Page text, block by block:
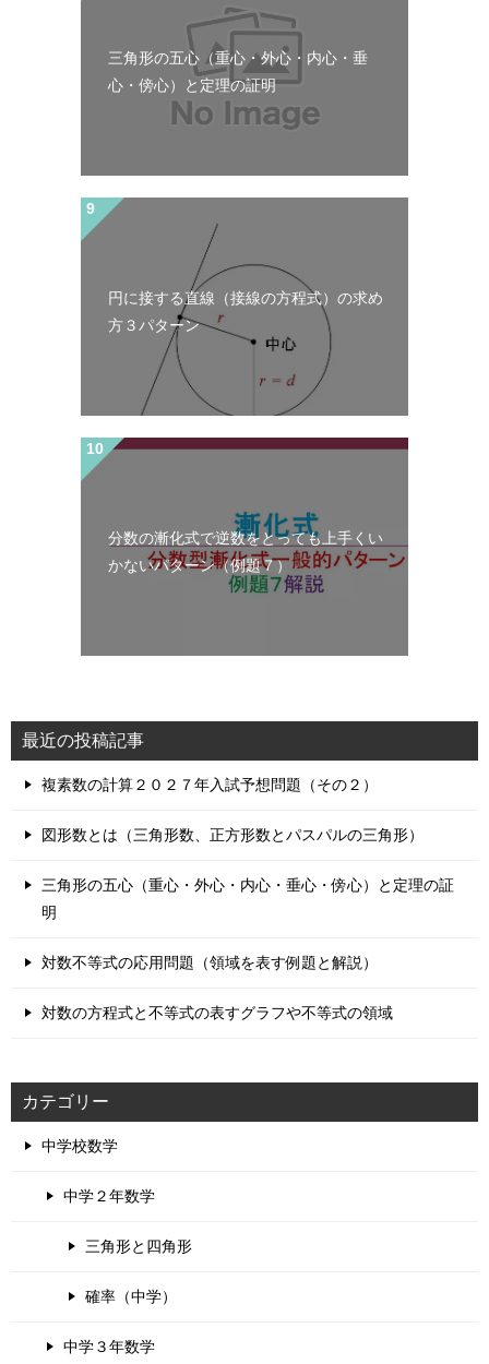
三角形の五心（重心・外心・内心・垂
心・傍心）と定理の証明
円に接する直線（接線の方程式）の求め
方３パターン
分数の漸化式で逆数をとっても上手くい
かないパターン（例題７）
最近の投稿記事
複素数の計算２０２７年入試予想問題（その２）
図形数とは（三角形数、正方形数とパスパルの三角形）
三角形の五心（重心・外心・内心・垂心・傍心）と定理の証
明
対数不等式の応用問題（領域を表す例題と解説）
対数の方程式と不等式の表すグラフや不等式の領域
カテゴリー
中学校数学
中学２年数学
三角形と四角形
確率（中学）
中学３年数学